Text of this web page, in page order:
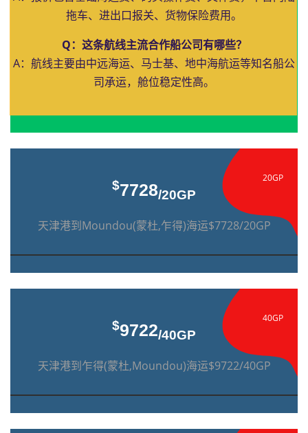
拖车、进出口报关、货物保险费用。
Q：这条航线主流合作船公司有哪些？
A：航线主要由中远海运、马士基、地中海航运等知名船公
司承运，舱位稳定性高。
20GP
$7728/20GP
天津港到Moundou(蒙杜,乍得)海运$7728/20GP
40GP
$9722/40GP
天津港到乍得(蒙杜,Moundou)海运$9722/40GP